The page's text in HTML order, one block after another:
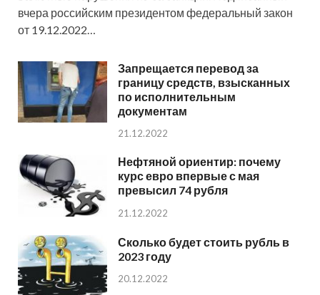
вчера российским президентом федеральный закон
от 19.12.2022…
Запрещается перевод за
границу средств, взысканных
по исполнительным
документам
21.12.2022
Нефтяной ориентир: почему
курс евро впервые с мая
превысил 74 рубля
21.12.2022
Сколько будет стоить рубль в
2023 году
20.12.2022